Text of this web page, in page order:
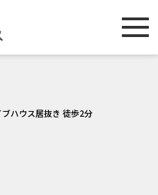
ハウス居抜き 徒歩2分